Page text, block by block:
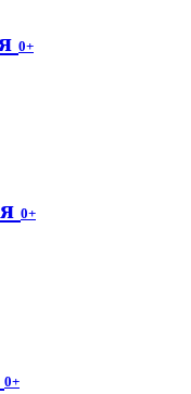
0+
0+
0+